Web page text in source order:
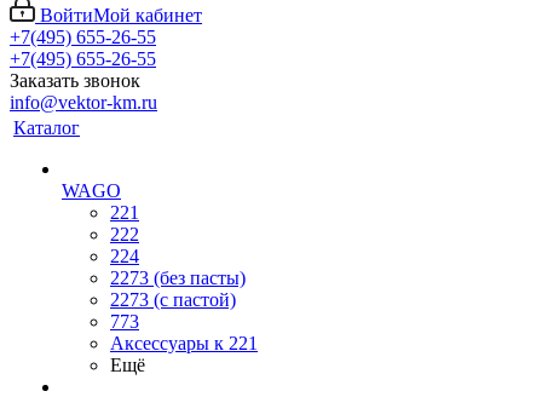
ВойтиМой кабинет
+7(495) 655-26-55
+7(495) 655-26-55
Заказать звонок
info@vektor-km.ru
Каталог
WAGO
221
222
224
2273 (без пасты)
2273 (с пастой)
773
Аксессуары к 221
Ещё